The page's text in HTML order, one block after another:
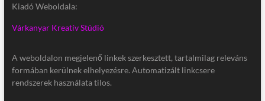
Kiadó Weboldala:
Várkanyar Kreatív Stúdió
A weboldalon megjelenő linkek szerkesztett, tartalmilag releváns
formában kerülnek elhelyezésre. Automatizált linkcsere
rendszerek használata tilos.